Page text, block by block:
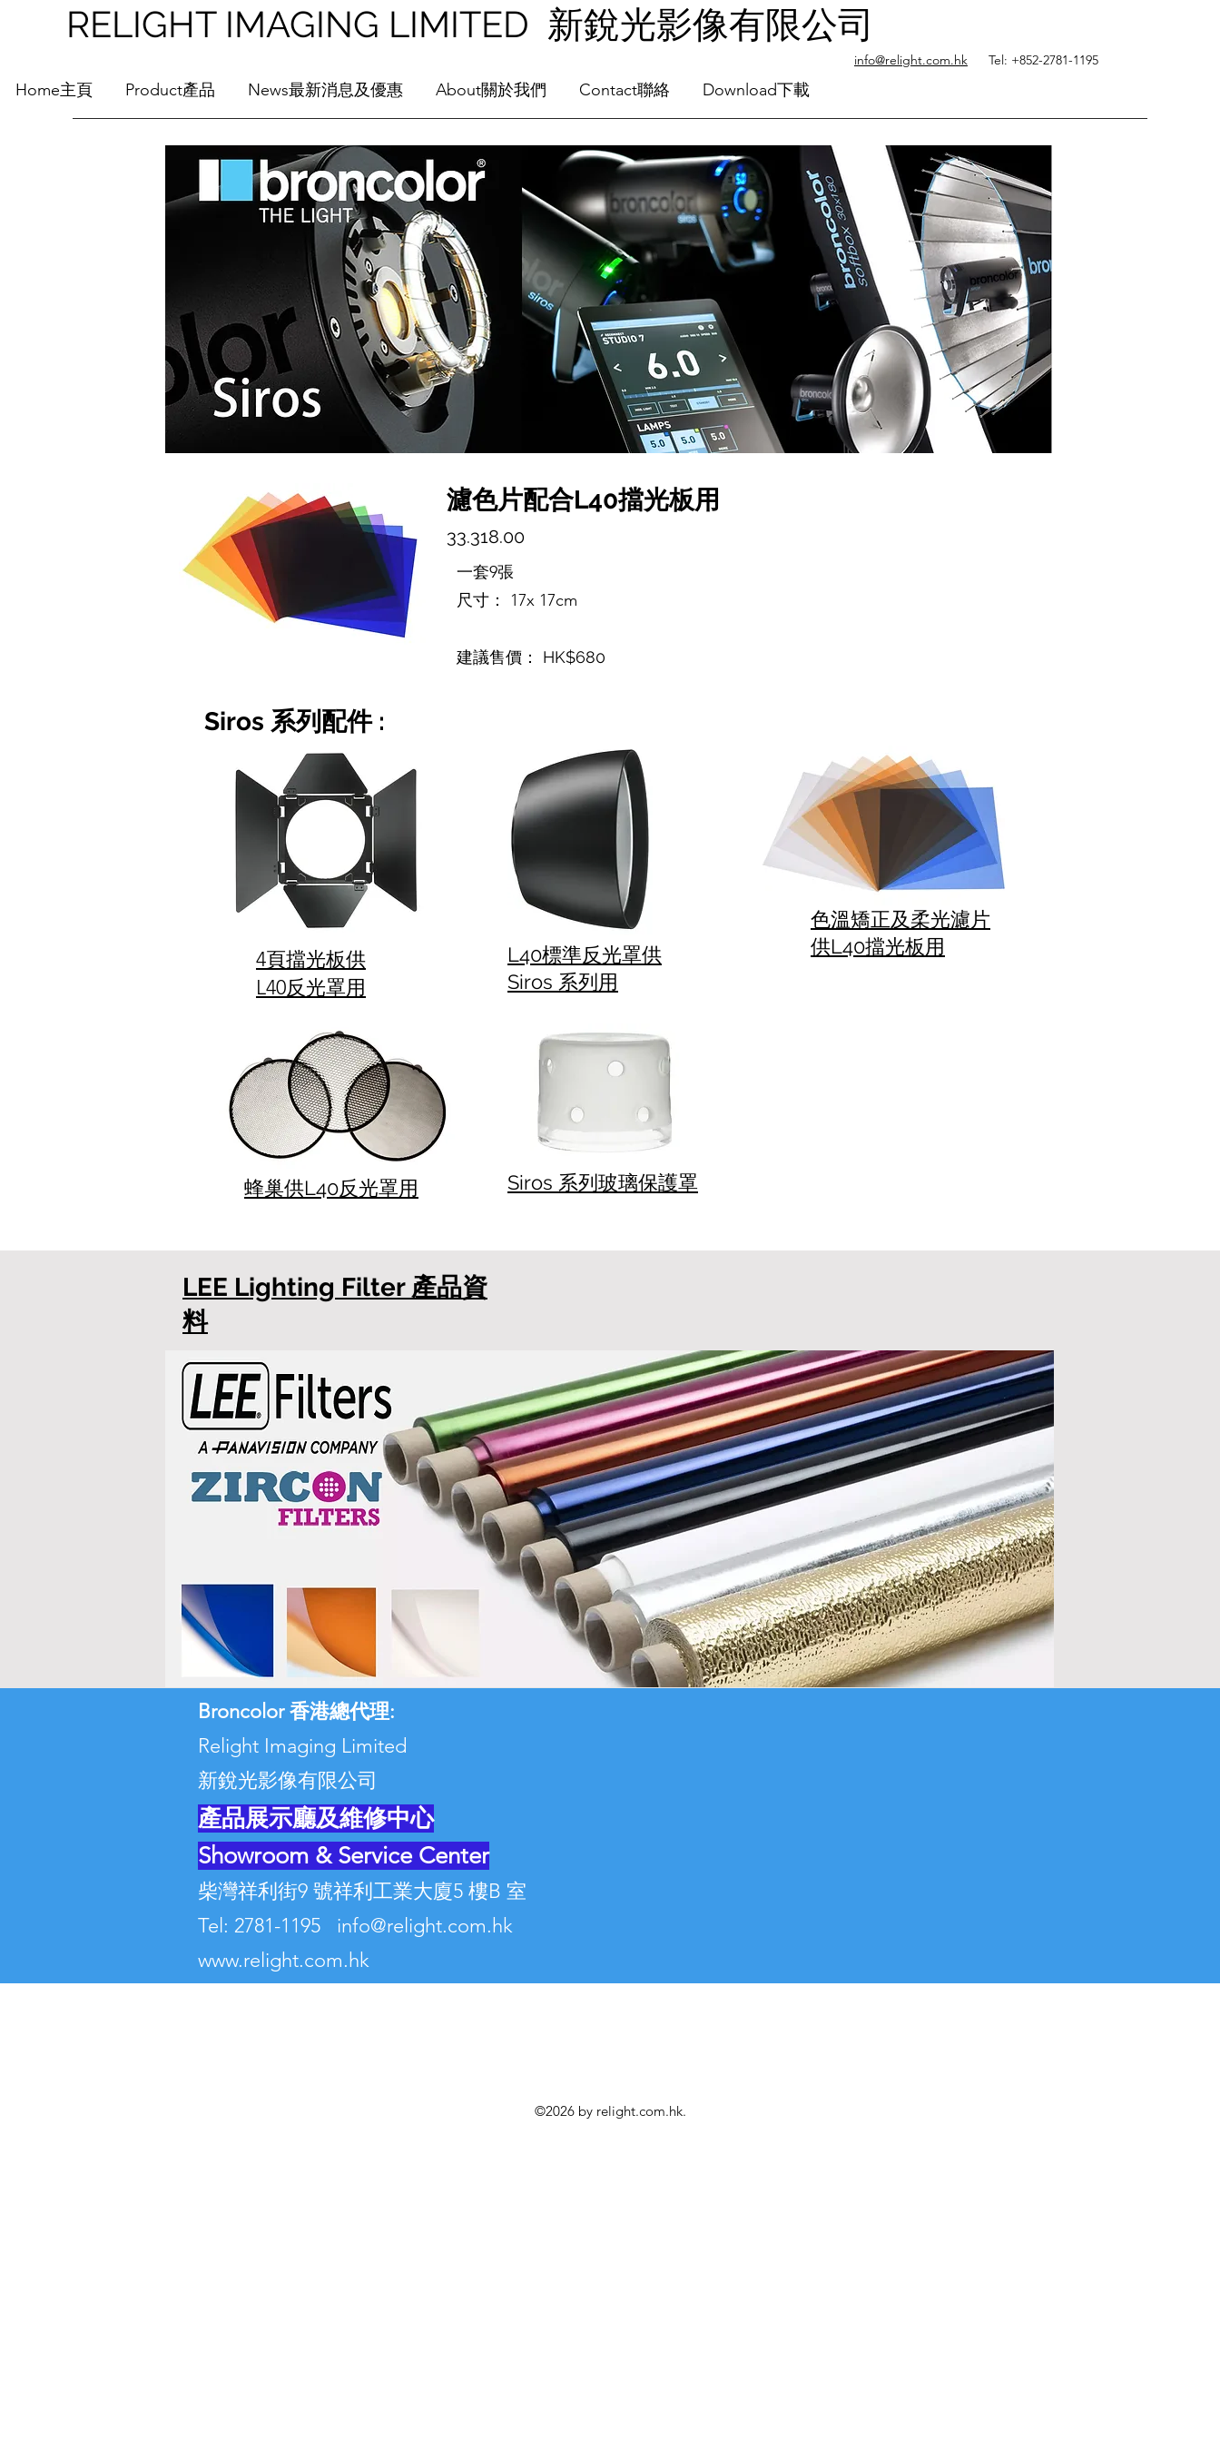
RELIGHT IMAGING LIMITED 新銳光影像有限公司
info@relight.com.hk Tel: +852-2781-1195
Home主頁 Product產品 News最新消息及優惠 About關於我們 Contact聯絡 Download下載
濾色片配合L40擋光板用
33.318.00
一套9張
尺寸： 17x 17cm
建議售價： HK$680
Siros 系列配件 :
4頁擋光板供
L40反光罩用
蜂巢供L40反光罩用
L40標準反光罩供
Siros 系列用
Siros 系列玻璃保護罩
色溫矯正及柔光濾片
供L40擋光板用
LEE Lighting Filter 產品資
料
Broncolor 香港總代理:
Relight Imaging Limited
新銳光影像有限公司
產品展示廳及維修中心
Showroom & Service Center
柴灣祥利街9 號祥利工業大廈5 樓B 室
Tel: 2781-1195 info@relight.com.hk
www.relight.com.hk
©2026 by relight.com.hk.